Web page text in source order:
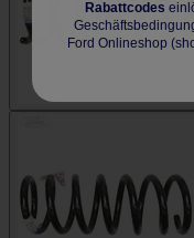
Rabattcodes
Ford Onlineshop